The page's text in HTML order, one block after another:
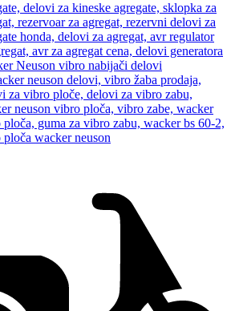
Neuson vibro nabijači delovi